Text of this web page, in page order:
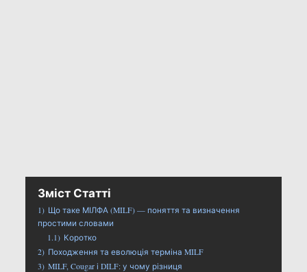
Зміст Статті
1) Що таке МІЛФА (MILF) — поняття та визначення
простими словами
1.1) Коротко
2) Походження та еволюція терміна MILF
3) MILF, Cougar і DILF: у чому різниця